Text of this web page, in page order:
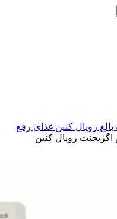
رویال کنین غذای رفع
اگزیجنت رویال کنین